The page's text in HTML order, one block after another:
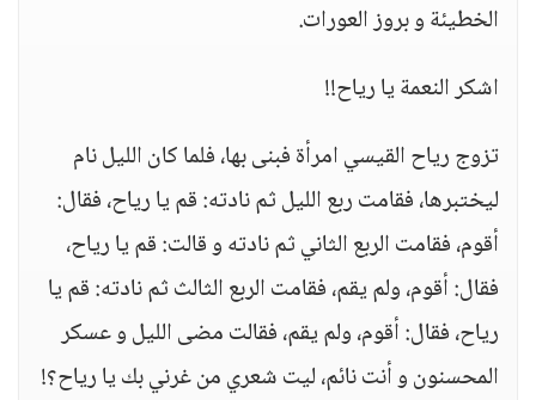
الخطيئة و بروز العورات.
اشكر النعمة يا رياح!!
تزوج رياح القيسي امرأة فبنى بها، فلما كان الليل نام
ليختبرها، فقامت ربع الليل ثم نادته: قم يا رياح، فقال:
أقوم، فقامت الربع الثاني ثم نادته و قالت: قم يا رياح،
فقال: أقوم، ولم يقم، فقامت الربع الثالث ثم نادته: قم يا
رياح، فقال: أقوم، ولم يقم، فقالت مضى الليل و عسكر
المحسنون و أنت نائم، ليت شعري من غرني بك يا رياح؟!